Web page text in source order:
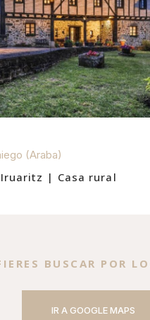
(Araba)
Iruaritz | Casa rural
BUSCAR POR
IR A GOOGLE MAPS